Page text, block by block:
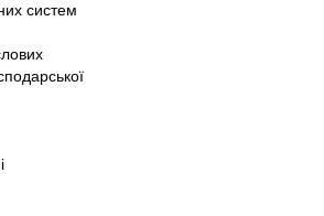
систем